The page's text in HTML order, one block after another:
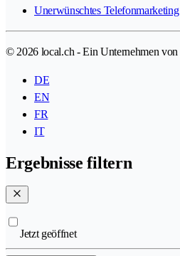
Unerwünschtes Telefonmarketing
© 2026 local.ch - Ein Unternehmen von
DE
EN
FR
IT
Ergebnisse filtern
Jetzt geöffnet